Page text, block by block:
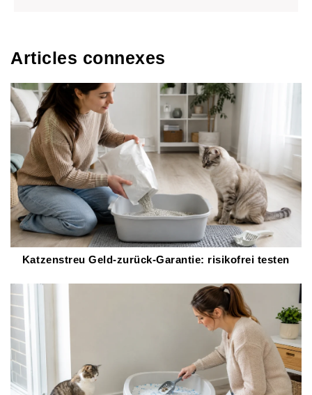
Articles connexes
Katzenstreu Geld-zurück-Garantie: risikofrei testen